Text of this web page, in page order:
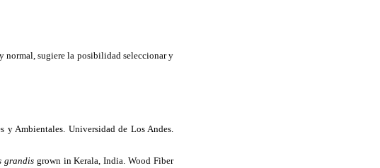
normal, sugiere la posibilidad seleccionar y
y Ambientales. Universidad de Los Andes.
grandisgrown in Kerala, India. Wood Fiber